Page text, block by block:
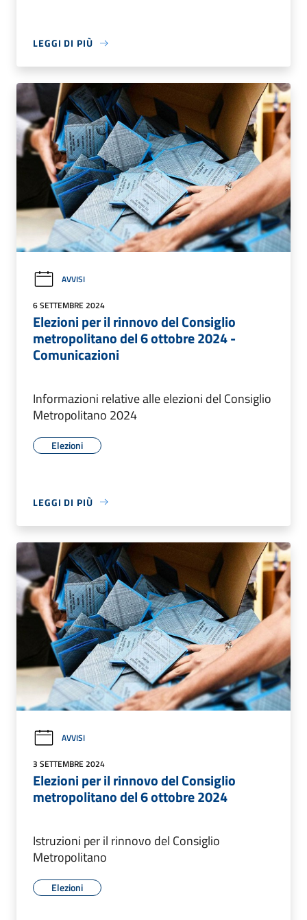
LEGGI DI PIÙ
AVVISI
6 SETTEMBRE 2024
Elezioni per il rinnovo del Consiglio
metropolitano del 6 ottobre 2024 -
Comunicazioni
Informazioni relative alle elezioni del Consiglio
Metropolitano 2024
Elezioni
LEGGI DI PIÙ
AVVISI
3 SETTEMBRE 2024
Elezioni per il rinnovo del Consiglio
metropolitano del 6 ottobre 2024
Istruzioni per il rinnovo del Consiglio
Metropolitano
Elezioni